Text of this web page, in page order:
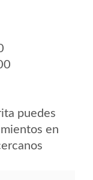
puedes
en